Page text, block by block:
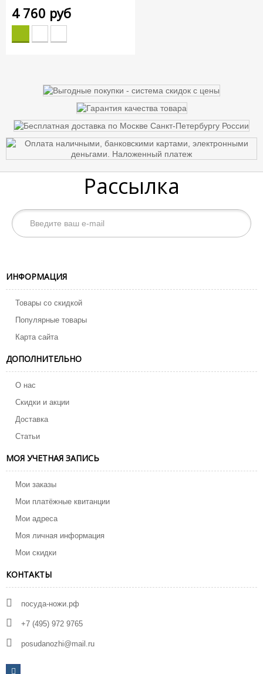
4 760 руб
Рассылка
ИНФОРМАЦИЯ
Товары со скидкой
Популярные товары
Карта сайта
ДОПОЛНИТЕЛЬНО
О нас
Скидки и акции
Доставка
Статьи
МОЯ УЧЕТНАЯ ЗАПИСЬ
Мои заказы
Мои платёжные квитанции
Мои адреса
Моя личная информация
Мои скидки
КОНТАКТЫ
посуда-ножи.рф
+7 (495) 972 9765
posudanozhi@mail.ru